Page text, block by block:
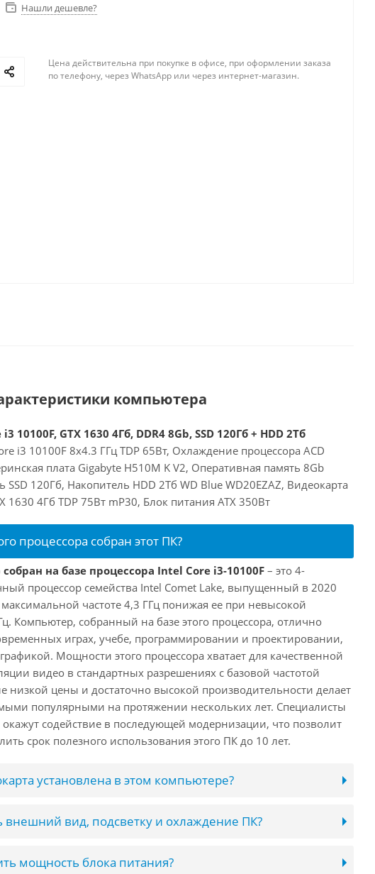
Нашли дешевле?
Цена действительна при покупке в офисе, при оформлении заказа
по телефону, через WhatsApp или через интернет-магазин.
компьютера
10100F, GTX 1630 4Гб, DDR4 8Gb, SSD 120Гб + HDD 2Тб
i3 10100F 8x4.3 ГГц TDP 65Вт, Охлаждение процессора ACD
плата Gigabyte H510M K V2, Оперативная память 8Gb
SSD 120Гб, Накопитель HDD 2Тб WD Blue WD20EZAZ, Видеокарта
1630 4Гб TDP 75Вт mP30, Блок питания ATX 350Вт
процессора собран этот ПК?
на базе процессора Intel Core i3-10100F – это 4-
процессор семейства Intel Comet Lake, выпущенный в 2020
максимальной частоте 4,3 ГГц понижая ее при невысокой
Компьютер, собранный на базе этого процессора, отлично
играх, учебе, программировании и проектировании,
Мощности этого процессора хватает для качественной
видео в стандартных разрешениях с базовой частотой
низкой цены и достаточно высокой производительности делает
популярными на протяжении нескольких лет. Специалисты
содействие в последующей модернизации, что позволит
срок полезного использования этого ПК до 10 лет.
установлена в этом компьютере?
внешний вид, подсветку и охлаждение ПК?
мощность блока питания?